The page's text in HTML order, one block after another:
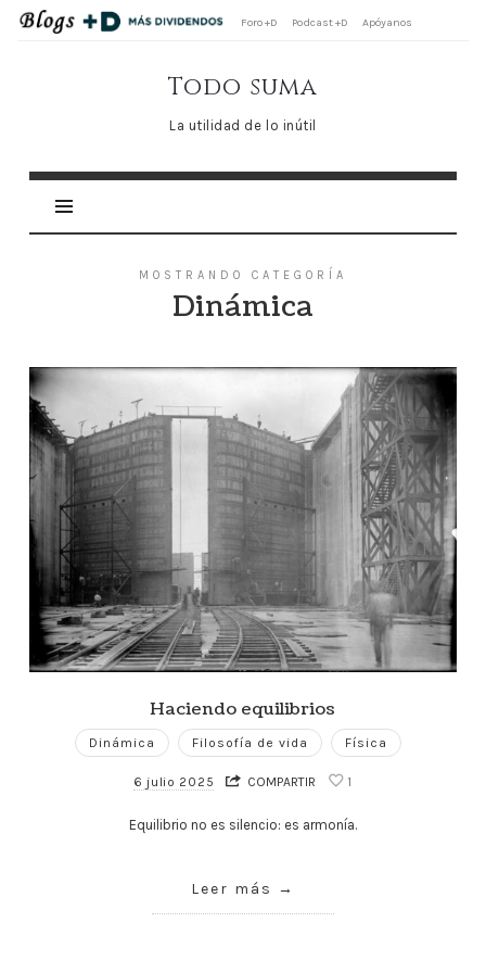
Foro +D Podcast +D Apóyanos
Todo
suma
Todo suma
La utilidad de lo inútil
MOSTRANDO CATEGORÍA
Dinámica
Haciendo equilibrios
Dinámica Filosofía de vida Física
6 julio 2025 COMPARTIR 1
Equilibrio no es silencio: es armonía.
Leer más